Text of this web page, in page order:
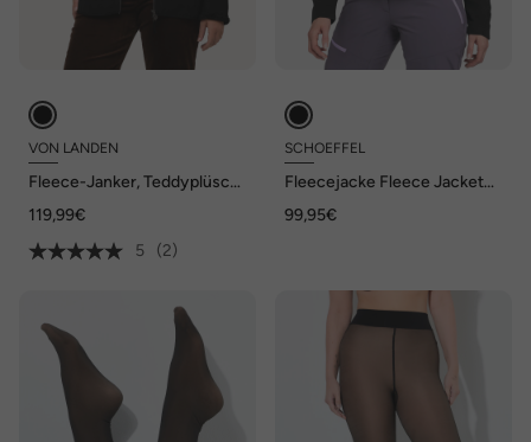
VON LANDEN
Fleece-Janker, Teddyplüsch,
119,99€
5
(2)
SCHOEFFEL
Fleecejacke Fleece Jacket
99,95€